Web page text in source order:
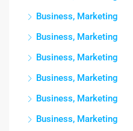
Business, Marketing
Business, Marketing
Business, Marketing
Business, Marketing
Business, Marketing
Business, Marketing